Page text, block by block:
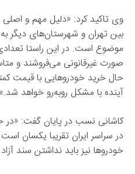
وی تاکید کرد: «دلیل مهم و
بین تهران و شهرستان‌های دیگر
موضوع است. در این راستا
صورت غیرقانونی می‌فروشند و
حال خرید خودروهایی با قیمت
آینده با مشکل روبه‌رو خواهد شد.»
کاشانی نسب در پایان گفت: «در
در سراسر ایران تقریبا یکسان
خودروها نیز باید نداشتن سند